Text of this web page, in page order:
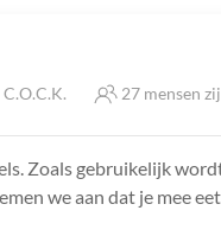
C.O.C.K. 27 mensen
Zoals gebruikelijk
we aan dat je mee